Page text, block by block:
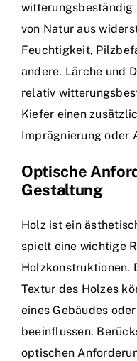
witterungsbeständig
von Natur aus
Feuchtigkeit,
andere. Lärche und
relativ
Kiefer einen
Imprägnierung oder
Optische
Gestaltung
Holz ist ein
spielt eine wichtige
Holzkonstruktionen.
Textur des Holzes
eines Gebäudes
beeinflussen.
optischen